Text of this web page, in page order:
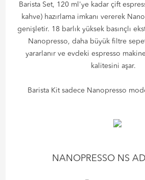
Barista Set, 120 ml'ye kadar çift
kahve) hazırlama imkanı vererek
genişletir. 18 barlık yüksek basınçlı
Nanopresso, daha büyük filtre
yararlanır ve evdeki espresso
kalitesini aşar.
Barista Kit sadece Nanopresso
NANOPRESSO NS